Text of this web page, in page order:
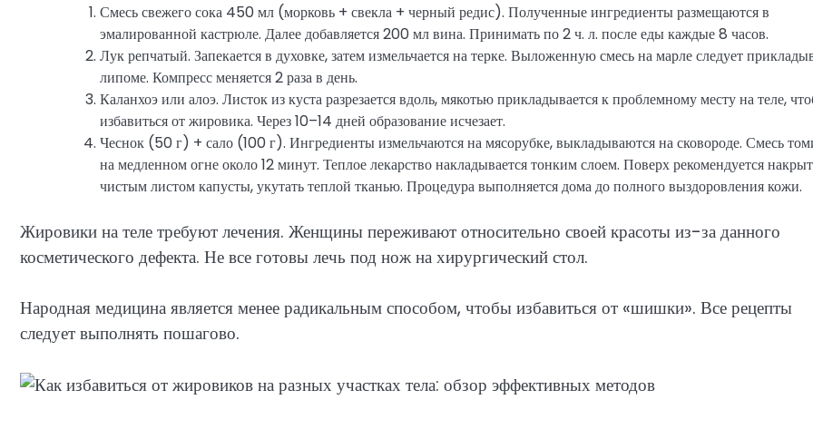
Смесь свежего сока 450 мл (морковь + свекла + черный редис). Полученные ингредиенты размещаются в
эмалированной кастрюле. Далее добавляется 200 мл вина. Принимать по 2 ч. л. после еды каждые 8 часов.
Лук репчатый. Запекается в духовке, затем измельчается на терке. Выложенную смесь на марле следует
липоме. Компресс меняется 2 раза в день.
Каланхоэ или алоэ. Листок из куста разрезается вдоль, мякотью прикладывается к проблемному месту на теле,
избавиться от жировика. Через 10–14 дней образование исчезает.
Чеснок (50 г) + сало (100 г). Ингредиенты измельчаются на мясорубке, выкладываются на сковороде. Смесь
на медленном огне около 12 минут. Теплое лекарство накладывается тонким слоем. Поверх рекомендуется
чистым листом капусты, укутать теплой тканью. Процедура выполняется дома до полного выздоровления кожи.
Жировики на теле требуют лечения. Женщины переживают относительно своей красоты из-за данного
косметического дефекта. Не все готовы лечь под нож на хирургический стол.
Народная медицина является менее радикальным способом, чтобы избавиться от «шишки». Все рецепты
следует выполнять пошагово.